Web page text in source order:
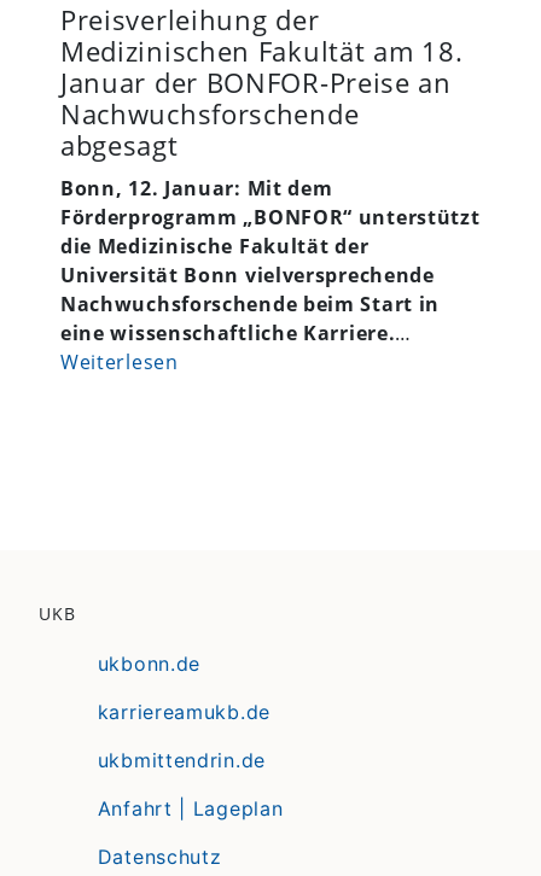
Preisverleihung der
Medizinischen Fakultät am 18.
Januar der BONFOR-Preise an
Nachwuchsforschende
abgesagt
Bonn, 12. Januar: Mit dem
Förderprogramm „BONFOR“ unterstützt
die Medizinische Fakultät der
Universität Bonn vielversprechende
Nachwuchsforschende beim Start in
eine wissenschaftliche Karriere.…
Weiterlesen
UKB
ukbonn.de
karriereamukb.de
ukbmittendrin.de
Anfahrt | Lageplan
Datenschutz